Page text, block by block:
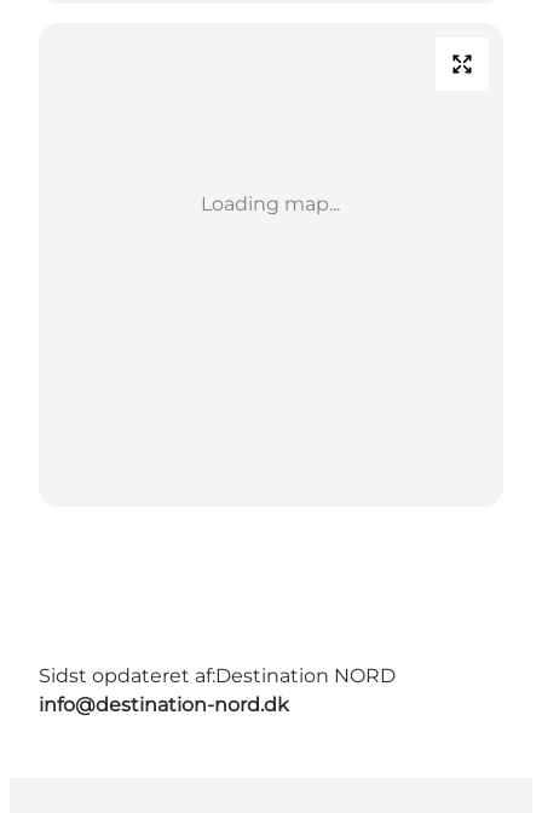
Loading map...
Sidst opdateret af:Destination NORD
info@destination-nord.dk